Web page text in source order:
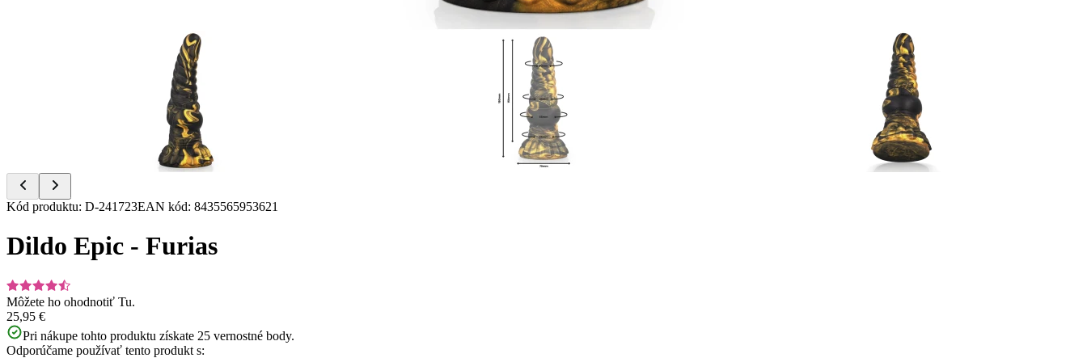
Item
of
Kód produktu: D-241723EAN kód: 8435565953621
Dildo Epic - Furias
Môžete ho ohodnotiť Tu.
25,95 €
Pri nákupe tohto produktu získate 25 vernostné body.
Odporúčame používať tento produkt s: